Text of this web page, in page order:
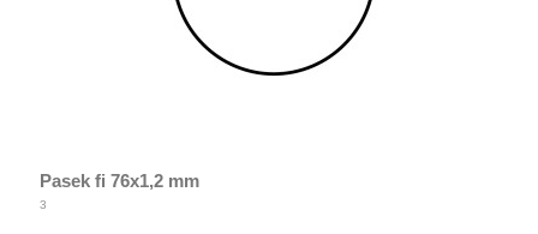
Pasek fi 76x1,2 mm
3